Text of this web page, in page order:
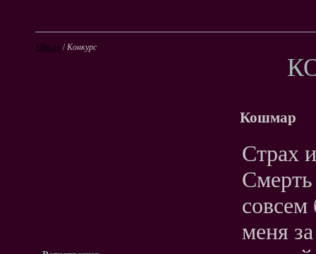
Olrs.ru /Конкурс
Кошмар
Страх
Смерть
совсем
меня